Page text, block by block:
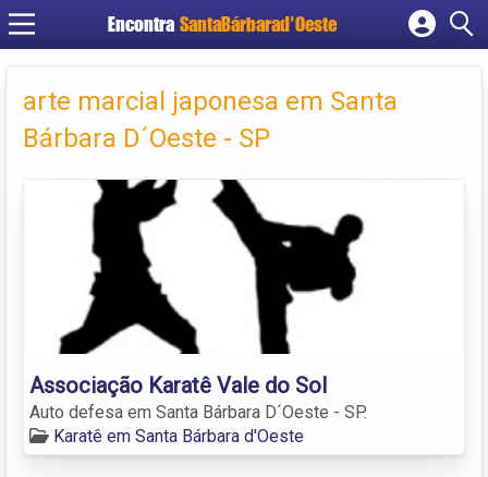
Encontra SantaBárbarad'Oeste
Cadastrar empresa
Criar conta
arte marcial japonesa em Santa
Bárbara D´Oeste - SP
Associação Karatê Vale do Sol
Auto defesa em Santa Bárbara D´Oeste - SP.
Karatê em Santa Bárbara d'Oeste